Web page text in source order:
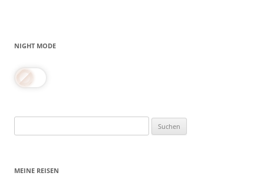
NIGHT MODE
nach:
MEINE REISEN